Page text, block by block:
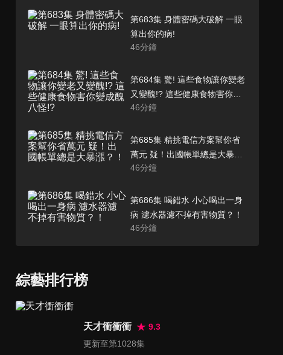
第683集 身體密碼大破解 一眼
算出你的病!
46分鐘
第684集 驚! 這些食物讓你變老
又變醜!? 這些健康食物害你變
成醜八怪!?
46分鐘
第685集 精挑電信方案幫你省
萬元 疑！出國帳單總是大暴
漲？！
46分鐘
第686集 喝錯水 小心喝出一身
病 濾水器濾不掉有害物質？！
46分鐘
第688集 大推！網購必敗好物
46分鐘
綜藝排行榜
天才衝衝衝
9.3
更新至第1028集